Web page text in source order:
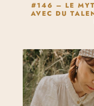
#146 – LE
AVEC DU